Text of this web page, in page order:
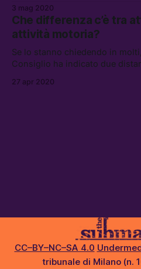
alla propria abitazione.”
3 mag 2020
Che differenza c’è tra
attività motoria?
Se lo stanno chiedendo in
Consiglio ha indicato due
27 apr 2020
CC–BY–NC–SA 4.0
tribunale di Milano (n.